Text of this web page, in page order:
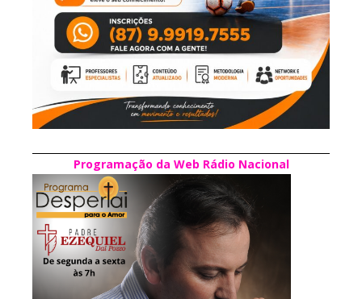
Programação da Web Rádio Nacional